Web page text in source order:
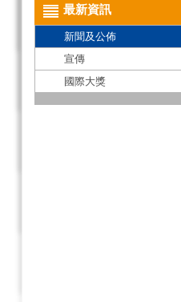
最新資訊
新聞及公佈
宣傳
國際大獎